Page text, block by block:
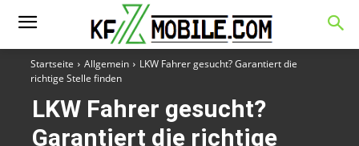
Startseite Allgemein
LKW Fahrer gesucht? Garantiert die
richtige Stelle finden
LKW Fahrer gesucht?
Garantiert die richtige